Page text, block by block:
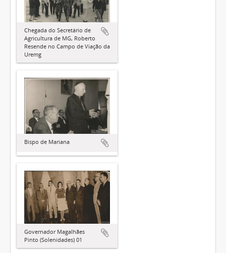
Chegada do Secretário de
Agricultura de MG, Roberto
Resende no Campo de Viação da
Uremg
Bispo de Mariana
Governador Magalhães
Pinto (Solenidades) 01